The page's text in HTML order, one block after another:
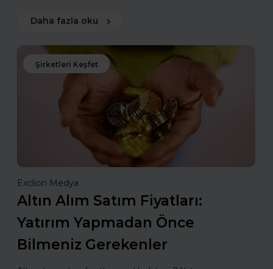
Daha fazla oku
Şirketleri Keşfet
Exclion Medya
Altın Alım Satım Fiyatları:
Yatırım Yapmadan Önce
Bilmeniz Gerekenler